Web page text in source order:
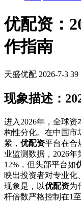
优配资：
作指南
天盛优配 2026-7-3 39
现象描述：
进入2026年，全球
构性分化。在中国市
紧， 优配资平台在合
业监测数据，2026
12%，但头部平台如
映出投资者对专业化
现象是，以优配资为
杆倍数严格控制在1